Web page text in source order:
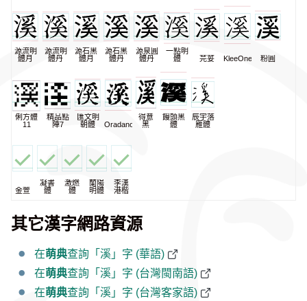
源流明
體月
源流明
體丹
源石黑
體月
源石黑
體丹
源泉圓
體丹
一點明
體
芫荽 KleeOne 粉圓
俐方體
11
精品點
陣7
匯文明
朝體
Oradano
得意
黑
饅頭黑
體
辰宇落
雁體
金萱
凝書
體
激燃
體
蘭陽
明體
李漢
港楷
其它漢字網路資源
在萌典查詢「溪」字 (華語)
在萌典查詢「溪」字 (台灣閩南語)
在萌典查詢「溪」字 (台灣客家語)